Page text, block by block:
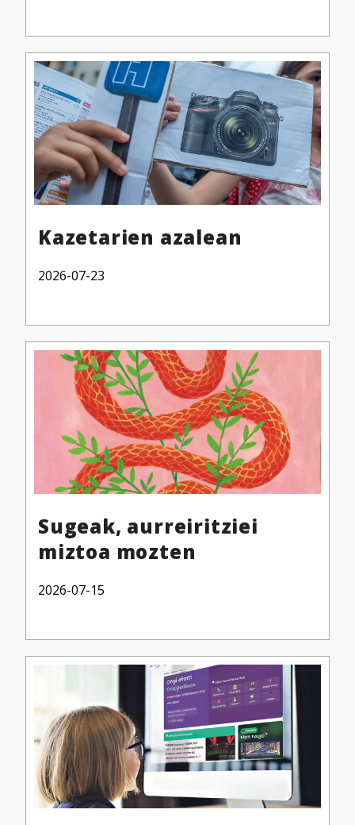
Kazetarien azalean
2026-07-23
Sugeak, aurreiritziei
miztoa mozten
2026-07-15